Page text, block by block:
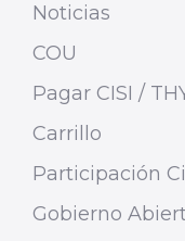
Noticias
COU
Pagar CISI /
Carrillo
Participación
Gobierno